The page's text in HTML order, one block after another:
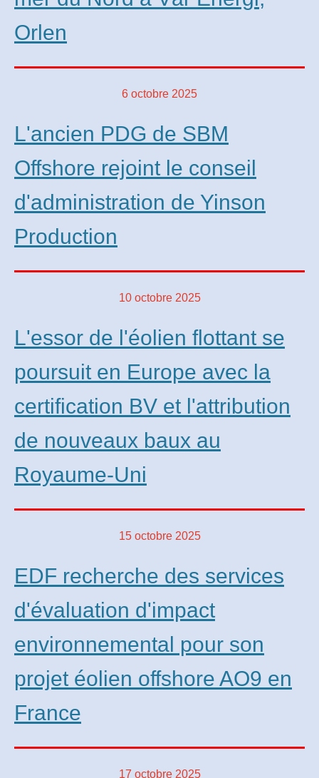
Orlen
6 octobre 2025
L'ancien PDG de SBM
Offshore rejoint le conseil
d'administration de Yinson
Production
10 octobre 2025
L'essor de l'éolien flottant se
poursuit en Europe avec la
certification BV et l'attribution
de nouveaux baux au
Royaume-Uni
15 octobre 2025
EDF recherche des services
d'évaluation d'impact
environnemental pour son
projet éolien offshore AO9 en
France
17 octobre 2025